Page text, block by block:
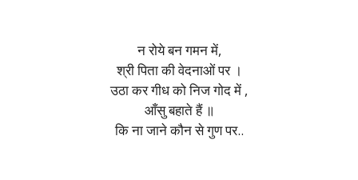
न रोये बन गमन में,
श्री पिता की वेदनाओं पर ।
उठा कर गीध को निज गोद में ,
आँसु बहाते हैं ॥
कि ना जाने कौन से गुण पर..